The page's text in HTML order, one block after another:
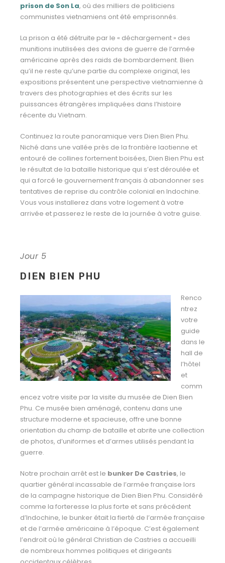
prison de Son La, où des milliers de politiciens
communistes vietnamiens ont été emprisonnés.
La prison a été détruite par le « déchargement » des
munitions inutilisées des avions de guerre de l’armée
américaine après des raids de bombardement. Bien
qu’il ne reste qu’une partie du complexe original, les
expositions présentent une perspective vietnamienne à
travers des photographies et des écrits sur les
puissances étrangères impliquées dans l’histoire
récente du Vietnam.
Continuez la route panoramique vers Dien Bien Phu.
Niché dans une vallée près de la frontière laotienne et
entouré de collines fortement boisées, Dien Bien Phu est
le résultat de la bataille historique qui s’est déroulée et
qui a forcé le gouvernement français à abandonner ses
tentatives de reprise du contrôle colonial en Indochine.
Vous vous installerez dans votre logement à votre
arrivée et passerez le reste de la journée à votre guise.
Jour 5
DIEN BIEN PHU
Renco
ntrez
votre
guide
dans le
hall de
l’hôtel
et
comm
encez votre visite par la visite du musée de Dien Bien
Phu. Ce musée bien aménagé, contenu dans une
structure moderne et spacieuse, offre une bonne
orientation du champ de bataille et abrite une collection
de photos, d’uniformes et d’armes utilisés pendant la
guerre.
Notre prochain arrêt est le bunker De Castries, le
quartier général incassable de l’armée française lors
de la campagne historique de Dien Bien Phu. Considéré
comme la forteresse la plus forte et sans précédent
d’Indochine, le bunker était la fierté de l’armée française
et de l’armée américaine à l’époque. C’est également
l’endroit où le général Christian de Castries a accueilli
de nombreux hommes politiques et dirigeants